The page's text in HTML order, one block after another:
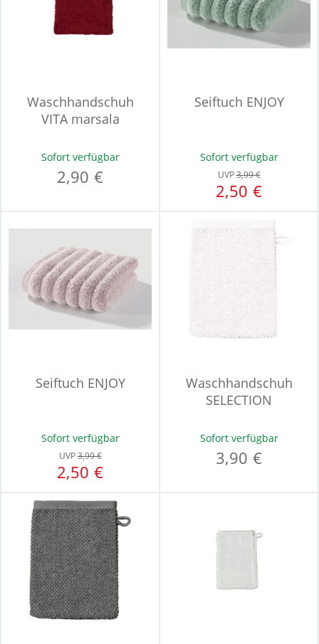
Waschhandschuh
VITA marsala
Sofort verfügbar
2,90 €
Seiftuch ENJOY
Sofort verfügbar
UVP3,99 €
2,50 €
Seiftuch ENJOY
Sofort verfügbar
UVP3,99 €
2,50 €
Waschhandschuh
SELECTION
Sofort verfügbar
3,90 €